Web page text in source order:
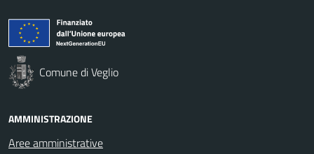
Comune di Veglio
AMMINISTRAZIONE
Aree amministrative